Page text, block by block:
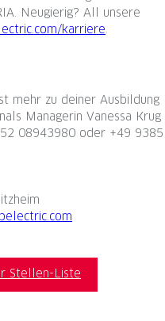
Neugierig? All unsere
karriere
mehr zu deiner Ausbildung
Managerin Vanessa Krug
08943980 oder +49 9385
Stellen-Liste